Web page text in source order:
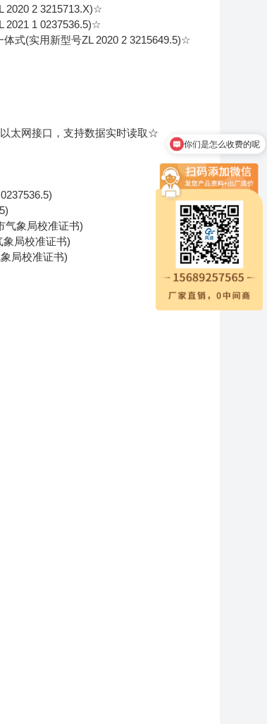
2 3215713.X)☆
1 0237536.5)☆
式(实用新型号ZL 2020 2 3215649.5)☆
太网接口，支持数据实时读取☆
象局校准证书)
局校准证书)
局校准证书)
你们是怎么收费的呢